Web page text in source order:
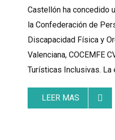
Castellón ha concedido
la Confederación de
Discapacidad Física y
Valenciana, COCEMFE
Turísticas Inclusivas. La
LEER MAS